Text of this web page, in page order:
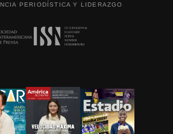
PERIODÍSTICA Y LIDERAZGO